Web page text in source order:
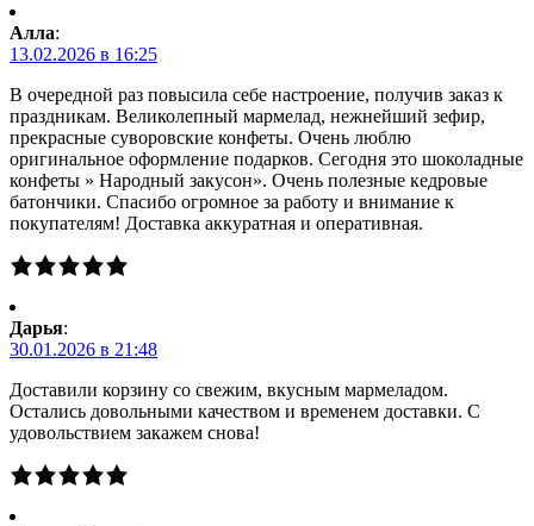
Алла:
13.02.2026 в 16:25
В очередной раз повысила себе настроение, получив заказ к
праздникам. Великолепный мармелад, нежнейший зефир,
прекрасные суворовские конфеты. Очень люблю
оригинальное оформление подарков. Сегодня это шоколадные
конфеты » Народный закусон». Очень полезные кедровые
батончики. Спасибо огромное за работу и внимание к
покупателям! Доставка аккуратная и оперативная.
Дарья:
30.01.2026 в 21:48
Доставили корзину со свежим, вкусным мармеладом.
Остались довольными качеством и временем доставки. С
удовольствием закажем снова!